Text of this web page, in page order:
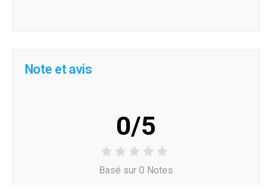
Note et avis
0/5
Basé sur 0 Notes